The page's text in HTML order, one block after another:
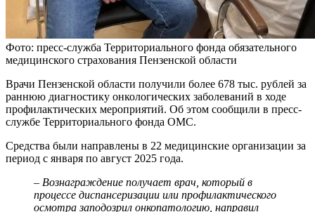
Фото: пресс-служба Территориального фонда обязательного
медицинского страхования Пензенской области
Врачи Пензенской области получили более 678 тыс. рублей за
раннюю диагностику онкологических заболеваний в ходе
профилактических мероприятий. Об этом сообщили в пресс-
службе Территориального фонда ОМС.
Средства были направлены в 22 медицинские организации за
период с января по август 2025 года.
– Вознаграждение получает врач, который в
процессе диспансеризации или профилактического
осмотра заподозрил онкопатологию, направил